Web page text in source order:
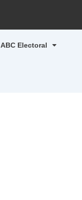
ABC Electoral